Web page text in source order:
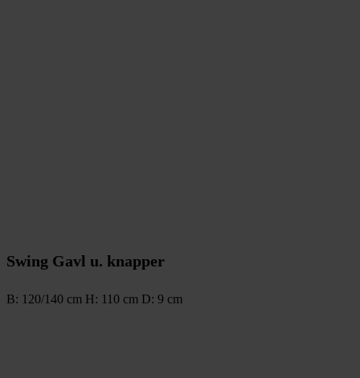
Swing Gavl u. knapper
B: 120/140 cm H: 110 cm D: 9 cm